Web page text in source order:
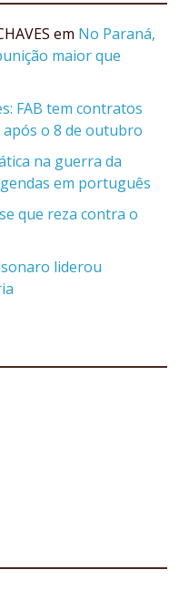
em No Paraná,
maior que
FAB tem contratos
o 8 de outubro
na guerra da
em português
que reza contra o
liderou